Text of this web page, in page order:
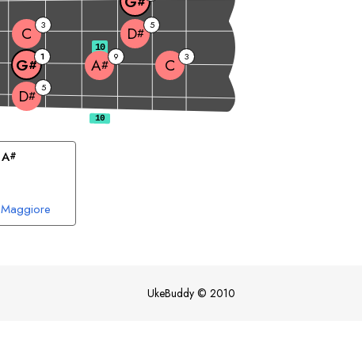
D# 5
G# 1 A# 9 C 3
C 3 D# 5
10
A#
Maggiore
UkeBuddy © 2010